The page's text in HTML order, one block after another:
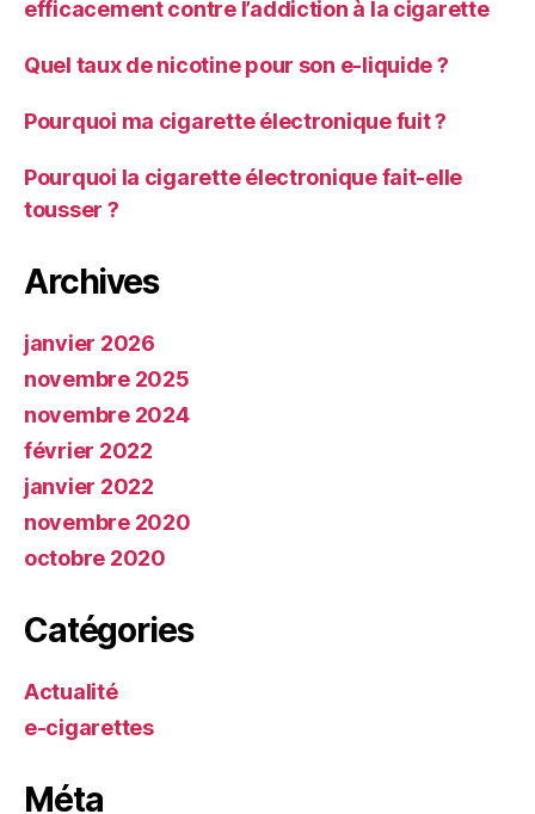
efficacement contre l’addiction à la cigarette
Quel taux de nicotine pour son e-liquide ?
Pourquoi ma cigarette électronique fuit ?
Pourquoi la cigarette électronique fait-elle
tousser ?
Archives
janvier 2026
novembre 2025
novembre 2024
février 2022
janvier 2022
novembre 2020
octobre 2020
Catégories
Actualité
e-cigarettes
Méta